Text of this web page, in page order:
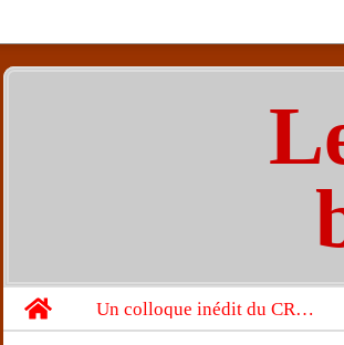
Home
Un colloque inédit du CRBC sur les victimes de l’année 1944